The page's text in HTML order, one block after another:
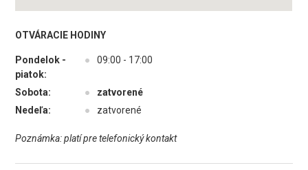
OTVÁRACIE HODINY
Pondelok -
piatok:
● 09:00 - 17:00
Sobota: ●
zatvorené
Nedeľa:
● zatvorené
Poznámka: platí pre telefonický kontakt